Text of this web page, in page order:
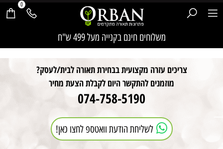
משלוחים חינם בקנייה מעל 499 ש"ח
0
צריכים עזרה מקצועית בבחירת תאורה לבית/לעסק?
מוזמנים להתקשר היום לקבלת הצעת מחיר
074-758-5190
לשליחת הודעת וואטספ לחצו כאן!